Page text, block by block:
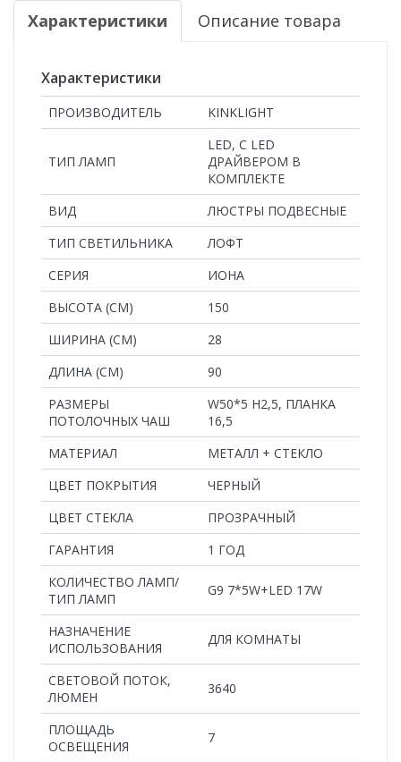
Характеристики Описание товара
Характеристики
ПРОИЗВОДИТЕЛЬ KINKLIGHT
ТИП ЛАМП
LED, С LED
ДРАЙВЕРОМ В
КОМПЛЕКТЕ
ВИД
ЛЮСТРЫ ПОДВЕСНЫЕ
ТИП СВЕТИЛЬНИКА
ЛОФТ
СЕРИЯ
ИОНА
ВЫСОТА (СМ)
150
ШИРИНА (СМ)
28
ДЛИНА (СМ)
90
РАЗМЕРЫ
ПОТОЛОЧНЫХ ЧАШ
W50*5 H2,5, ПЛАНКА
16,5
MАТЕРИАЛ
МЕТАЛЛ + СТЕКЛО
ЦВЕТ ПОКРЫТИЯ
ЧЕРНЫЙ
ЦВЕТ СТЕКЛА
ПРОЗРАЧНЫЙ
ГАРАНТИЯ
1 ГОД
КОЛИЧЕСТВО ЛАМП/
ТИП ЛАМП
G9 7*5W+LED 17W
НАЗНАЧЕНИЕ
ИСПОЛЬЗОВАНИЯ
ДЛЯ КОМНАТЫ
СВЕТОВОЙ ПОТОК,
ЛЮМЕН
3640
ПЛОЩАДЬ
ОСВЕЩЕНИЯ
7